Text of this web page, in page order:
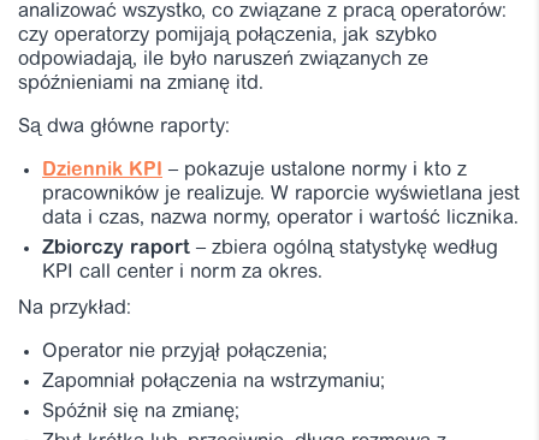
analizować wszystko, co związane z pracą operatorów:
czy operatorzy pomijają połączenia, jak szybko
odpowiadają, ile było naruszeń związanych ze
spóźnieniami na zmianę itd.
Są dwa główne raporty:
Dziennik KPI – pokazuje ustalone normy i kto z
pracowników je realizuje. W raporcie wyświetlana jest
data i czas, nazwa normy, operator i wartość licznika.
Zbiorczy raport – zbiera ogólną statystykę według
KPI call center i norm za okres.
Na przykład:
Operator nie przyjął połączenia;
Zapomniał połączenia na wstrzymaniu;
Spóźnił się na zmianę;